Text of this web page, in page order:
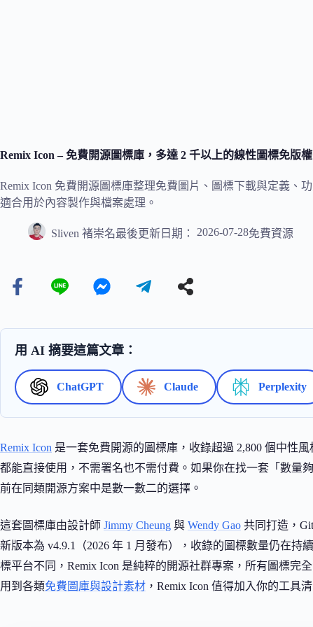
Remix Icon – 免費開源圖標庫，多達 2 千以上的線性圖標免版
Remix Icon 免費開源圖標庫整理免費圖片、圖標下載與定義、
適合用於內容製作與檔案處理。
Sliven 褚崇名最後更新日期： 2026-07-28免費資源
用 AI 摘要這篇文章：
ChatGPT Claude Perplexity
Remix Icon 是一套免費開源的圖標庫，收錄超過 2,800 個中性
都能直接使用，不需署名也不需付費。如果你在找一套「數量
前在同類開源方案中是數一數二的選擇。
這套圖標庫由設計師 Jimmy Cheung 與 Wendy Gao 共同打造，
新版本為 v4.9.1（2026 年 1 月發布），收錄的圖標數量仍在持
標平台不同，Remix Icon 是純粹的開源社群專案，所有圖標完
用到各類免費圖庫與設計素材 ，Remix Icon 值得加入你的工具清